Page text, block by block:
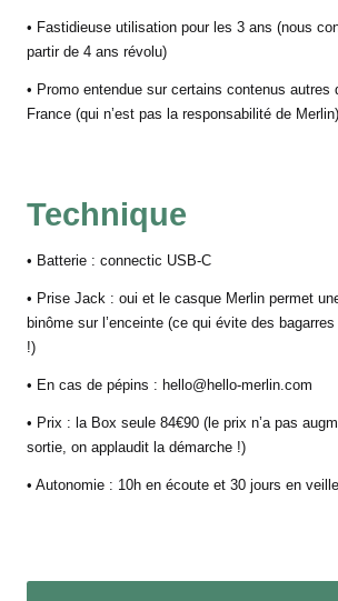
• Fastidieuse utilisation pour les 3 ans (nous
partir de 4 ans révolu)
• Promo entendue sur certains contenus autres
France (qui n’est pas la responsabilité de Merlin)
Technique
• Batterie : connectic USB-C
• Prise Jack : oui et le casque Merlin permet
binôme sur l’enceinte (ce qui évite des
!)
• En cas de pépins : hello@hello-merlin.com
• Prix : la Box seule 84€90 (le prix n’a pas
sortie, on applaudit la démarche !)
• Autonomie : 10h en écoute et 30 jours en veille